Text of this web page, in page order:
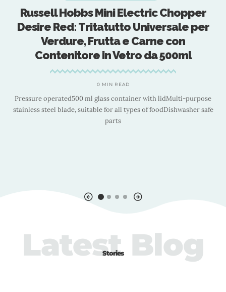
Russell Hobbs Mini Electric Chopper
Desire Red: Tritatutto Universale per
Verdure, Frutta e Carne con
Contenitore in Vetro da 500ml
0 MIN READ
Pressure operated500 ml glass container with lidMulti-purpose
stainless steel blade, suitable for all types of foodDishwasher safe
parts
Stories
Latest Blog